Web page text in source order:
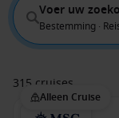
Voer uw
Bestemming ·
315 cruises
Alleen Cruise